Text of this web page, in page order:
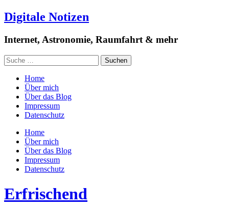
Digitale Notizen
Internet, Astronomie, Raumfahrt & mehr
Home
Über mich
Über das Blog
Impressum
Datenschutz
Home
Über mich
Über das Blog
Impressum
Datenschutz
Erfrischend